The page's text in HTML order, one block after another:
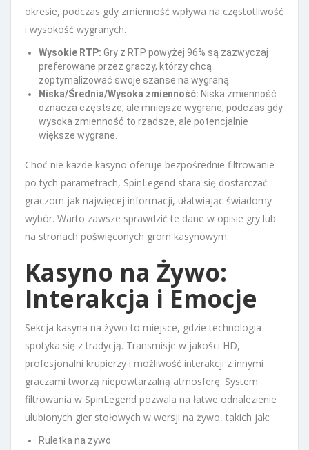
okresie, podczas gdy zmienność wpływa na częstotliwość
i wysokość wygranych.
Wysokie RTP: Gry z RTP powyżej 96% są zazwyczaj
preferowane przez graczy, którzy chcą
zoptymalizować swoje szanse na wygraną.
Niska/Średnia/Wysoka zmienność: Niska zmienność
oznacza częstsze, ale mniejsze wygrane, podczas gdy
wysoka zmienność to rzadsze, ale potencjalnie
większe wygrane.
Choć nie każde kasyno oferuje bezpośrednie filtrowanie
po tych parametrach, SpinLegend stara się dostarczać
graczom jak najwięcej informacji, ułatwiając świadomy
wybór. Warto zawsze sprawdzić te dane w opisie gry lub
na stronach poświęconych grom kasynowym.
Kasyno na Żywo:
Interakcja i Emocje
Sekcja kasyna na żywo to miejsce, gdzie technologia
spotyka się z tradycją. Transmisje w jakości HD,
profesjonalni krupierzy i możliwość interakcji z innymi
graczami tworzą niepowtarzalną atmosferę. System
filtrowania w SpinLegend pozwala na łatwe odnalezienie
ulubionych gier stołowych w wersji na żywo, takich jak:
Ruletka na żywo